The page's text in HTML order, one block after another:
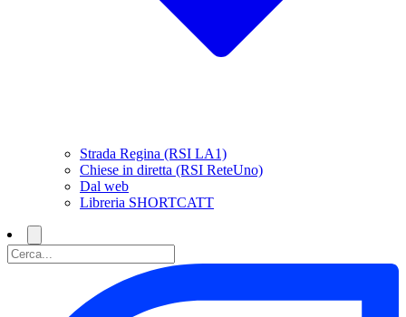
Strada Regina (RSI LA1)
Chiese in diretta (RSI ReteUno)
Dal web
Libreria SHORTCATT